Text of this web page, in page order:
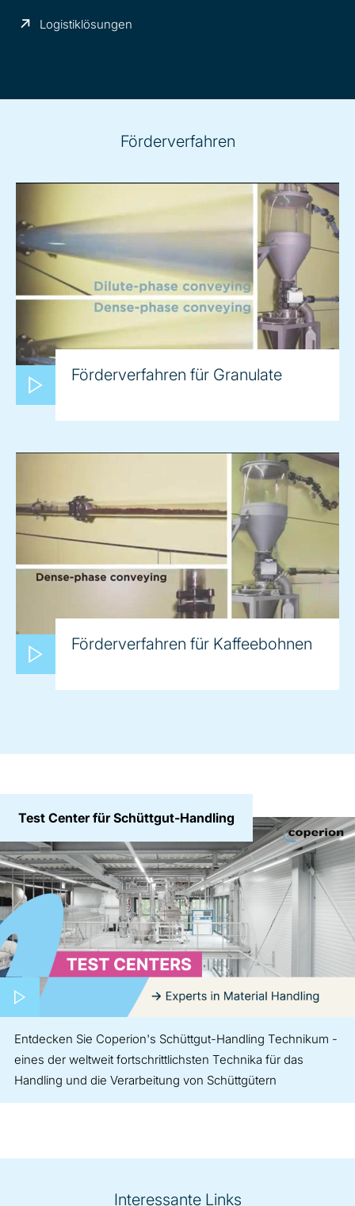
Logistiklösungen
Förderverfahren
Förderverfahren für Granulate
Förderverfahren für Kaffeebohnen
Test Center für Schüttgut-Handling
Entdecken Sie Coperion's Schüttgut-Handling Technikum -
eines der weltweit fortschrittlichsten Technika für das
Handling und die Verarbeitung von Schüttgütern
Interessante Links